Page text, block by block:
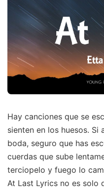
Hay canciones que se
sienten en los huesos. Si
boda, seguro que has
cuerdas que sube
terciopelo y fuego lo
At Last Lyrics no es solo